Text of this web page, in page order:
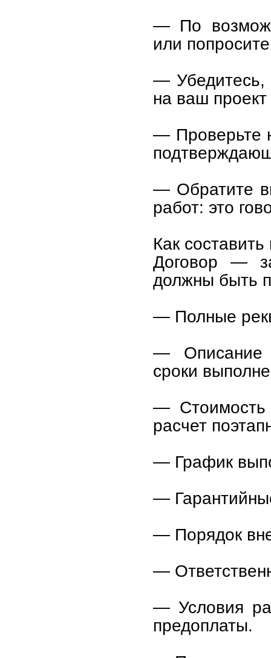
— По
или
— Убедитесь,
на ваш
— Проверьте
— Обратите
работ: это
Как
Договор —
должны быть
— Полные
— Описание
сроки
— Стоимость
расчет
— График
—
— Порядок
—
— Условия
предоплаты.